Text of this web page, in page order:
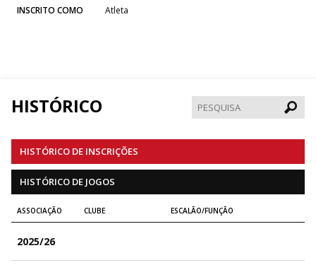
INSCRITO COMO Atleta
HISTÓRICO
HISTÓRICO DE INSCRIÇÕES
HISTÓRICO DE JOGOS
ASSOCIAÇÃO CLUBE ESCALÃO/FUNÇÃO
2025/26